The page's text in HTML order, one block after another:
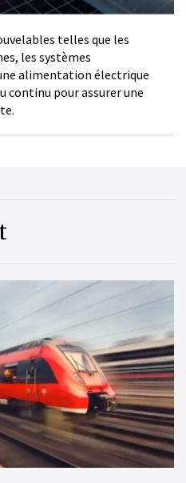
telles que les
les systèmes
alimentation électrique
pour assurer une